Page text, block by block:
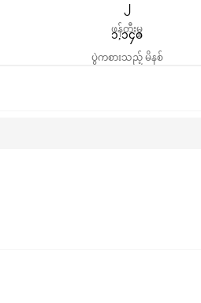
၂
ဖန်တီးမှု
၁,၁၄၀
ပွဲကစားသည့် မိနစ်